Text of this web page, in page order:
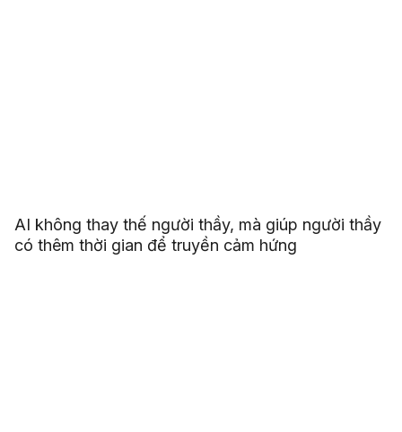
AI không thay thế người thầy, mà giúp người thầy
có thêm thời gian để truyền cảm hứng